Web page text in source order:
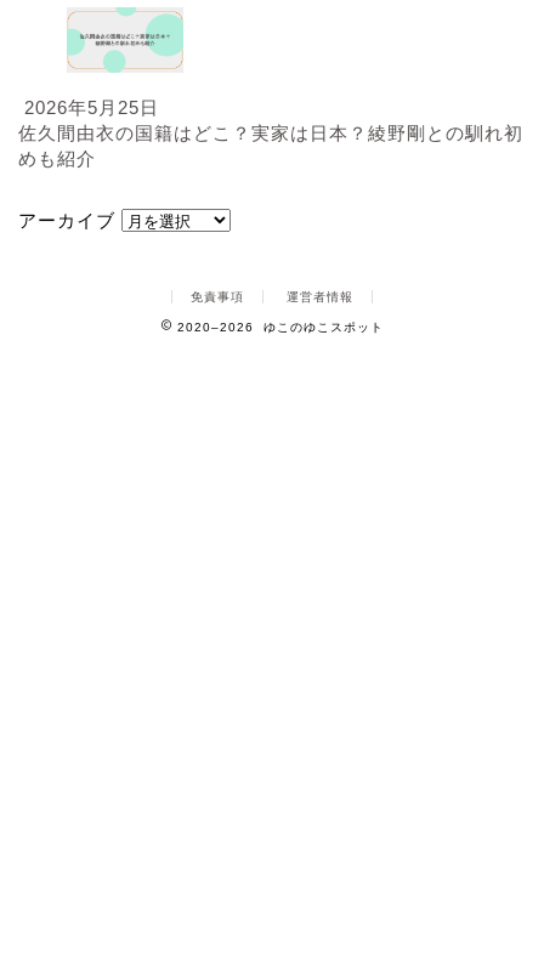
2026年5月25日
佐久間由衣の国籍はどこ？実家は日本？綾野剛との馴れ初
めも紹介
アーカイブ
免責事項 運営者情報
2020–2026 ゆこのゆこスポット